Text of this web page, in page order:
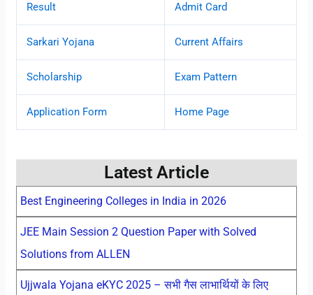
Result Admit Card
Sarkari Yojana Current Affairs
Scholarship Exam Pattern
Application Form Home Page
Latest Article
Best Engineering Colleges in India in 2026
JEE Main Session 2 Question Paper with Solved
Solutions from ALLEN
Ujjwala Yojana eKYC 2025 – सभी गैस लाभार्थियों के लिए